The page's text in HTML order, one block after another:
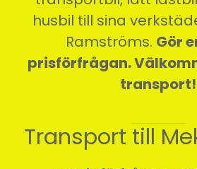
husbil till sina
Ramströms. Gör
prisförfrågan.
transport!
Transport till